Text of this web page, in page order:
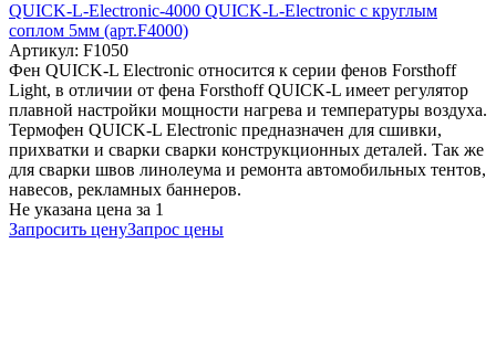
QUICK-L-Electronic-4000 QUICK-L-Electronic с круглым
соплом 5мм (арт.F4000)
Артикул: F1050
Фен QUICK-L Electronic относится к серии фенов Forsthoff
Light, в отличии от фена Forsthoff QUICK-L имеет регулятор
плавной настройки мощности нагрева и температуры воздуха.
Термофен QUICK-L Electronic предназначен для сшивки,
прихватки и сварки сварки конструкционных деталей. Так же
для сварки швов линолеума и ремонта автомобильных тентов,
навесов, рекламных баннеров.
Не указана цена за 1
Запросить ценуЗапрос цены